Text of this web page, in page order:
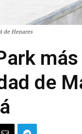
de Henares
de